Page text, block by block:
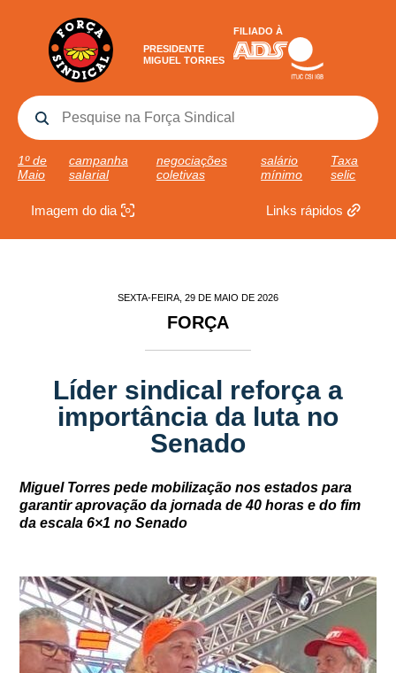
PRESIDENTE
MIGUEL TORRES
FILIADO À
1º de
Maio
campanha
salarial
negociações
coletivas
salário
mínimo
Taxa
selic
Imagem do dia Links rápidos
SEXTA-FEIRA, 29 DE MAIO DE 2026
FORÇA
Líder sindical reforça a
importância da luta no
Senado
Miguel Torres pede mobilização nos estados para
garantir aprovação da jornada de 40 horas e do fim
da escala 6×1 no Senado